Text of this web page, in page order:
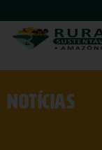
NOtícias